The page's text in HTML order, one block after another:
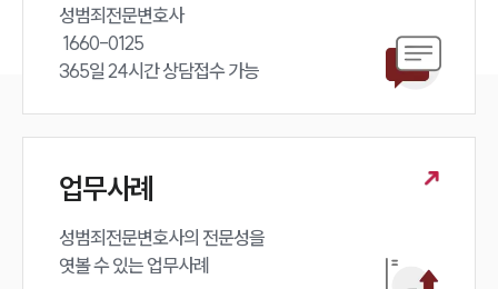
성범죄전문변호사
365일 24시간 상담접수 가능
업무사례
성범죄전문변호사의 전문성을
엿볼 수 있는 업무사례